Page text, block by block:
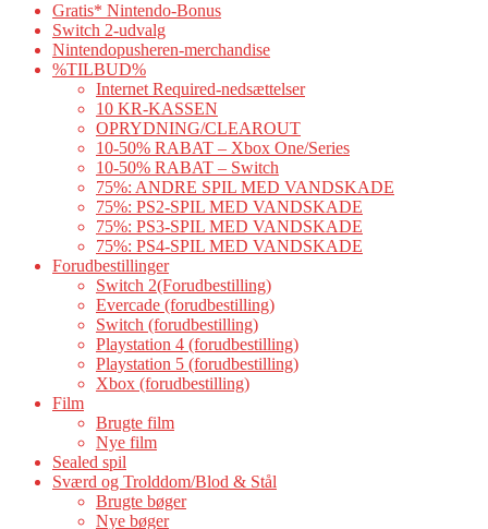
Gratis* Nintendo-Bonus
Switch 2-udvalg
Nintendopusheren-merchandise
%TILBUD%
Internet Required-nedsættelser
10 KR-KASSEN
OPRYDNING/CLEAROUT
10-50% RABAT – Xbox One/Series
10-50% RABAT – Switch
75%: ANDRE SPIL MED VANDSKADE
75%: PS2-SPIL MED VANDSKADE
75%: PS3-SPIL MED VANDSKADE
75%: PS4-SPIL MED VANDSKADE
Forudbestillinger
Switch 2(Forudbestilling)
Evercade (forudbestilling)
Switch (forudbestilling)
Playstation 4 (forudbestilling)
Playstation 5 (forudbestilling)
Xbox (forudbestilling)
Film
Brugte film
Nye film
Sealed spil
Sværd og Trolddom/Blod & Stål
Brugte bøger
Nye bøger